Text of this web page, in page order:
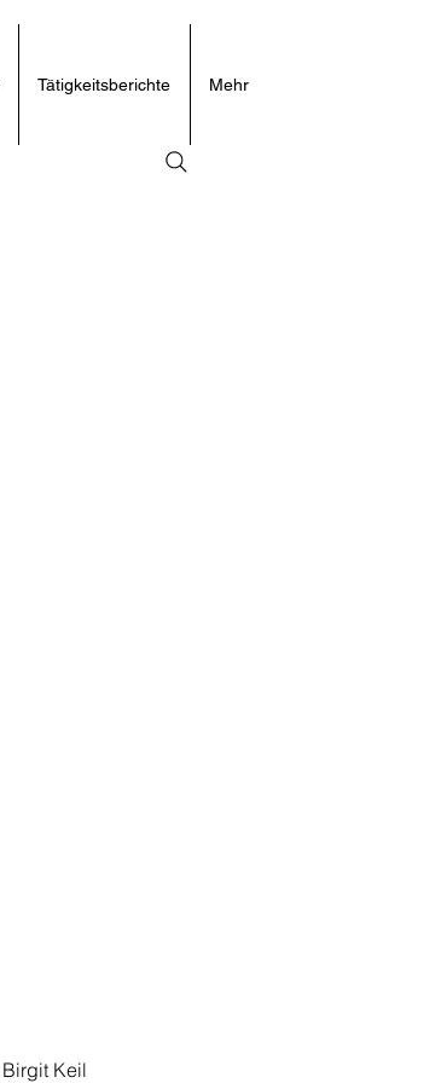
Tätigkeitsberichte Mehr
Birgit Keil